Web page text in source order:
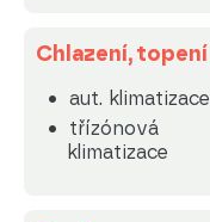
Chlazení, topení
aut. klimatizace
třízónová
klimatizace